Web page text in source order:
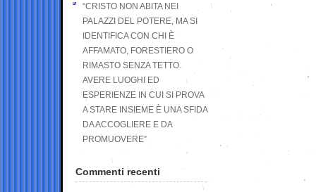
“CRISTO NON ABITA NEI
PALAZZI DEL POTERE, MA SI
IDENTIFICA CON CHI È
AFFAMATO, FORESTIERO O
RIMASTO SENZA TETTO.
AVERE LUOGHI ED
ESPERIENZE IN CUI SI PROVA
A STARE INSIEME È UNA SFIDA
DA ACCOGLIERE E DA
PROMUOVERE”
Commenti recenti